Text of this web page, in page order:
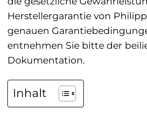
Herstellergarantie von
genauen
entnehmen Sie bitte der
Dokumentation.
Inhalt